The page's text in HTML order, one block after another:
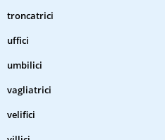
troncatrici
uffici
umbilici
vagliatrici
velifici